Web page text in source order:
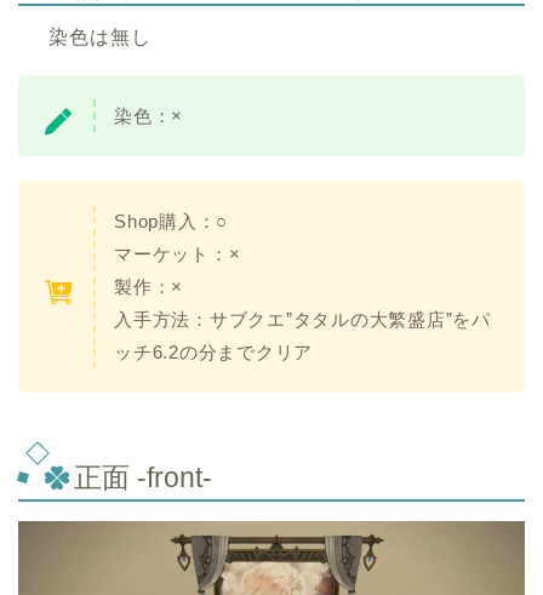
染色は無し
染色：×
Shop購入：○
マーケット：×
製作：×
入手方法：サブクエ”タタルの大繁盛店”をパ
ッチ6.2の分までクリア
正面 -front-